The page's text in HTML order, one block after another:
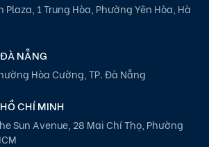
Plaza, 1 Trung Hòa, Phường Yên Hòa, Hà
NẴNG
Hòa Cường, TP. Đà Nẵng
CHÍ MINH
Sun Avenue, 28 Mai Chí Thọ, Phường